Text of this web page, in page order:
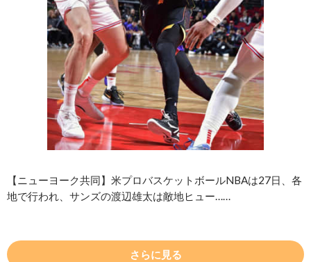
【ニューヨーク共同】米プロバスケットボールNBAは27日、各
地で行われ、サンズの渡辺雄太は敵地ヒュー……
さらに見る